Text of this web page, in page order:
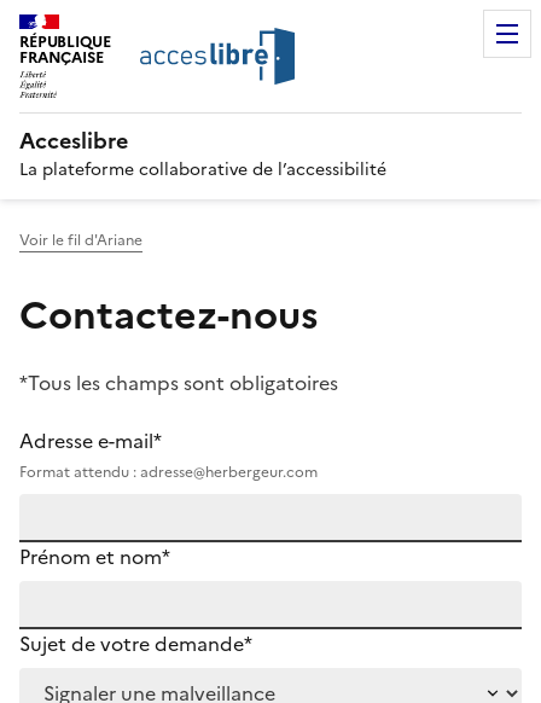
RÉPUBLIQUE
FRANÇAISE
Acceslibre
La plateforme collaborative de l’accessibilité
Voir le fil d'Ariane
Contactez-nous
*Tous les champs sont obligatoires
Adresse e-mail*
Format attendu : adresse@herbergeur.com
Prénom et nom*
Sujet de votre demande*